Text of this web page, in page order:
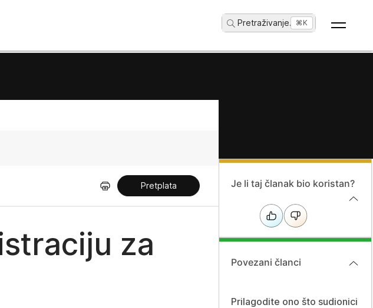
Pretraživanje... ⌘K
Pretplata
za
Je li taj članak bio koristan?
Povezani članci
Prilagodite ono što sudionici